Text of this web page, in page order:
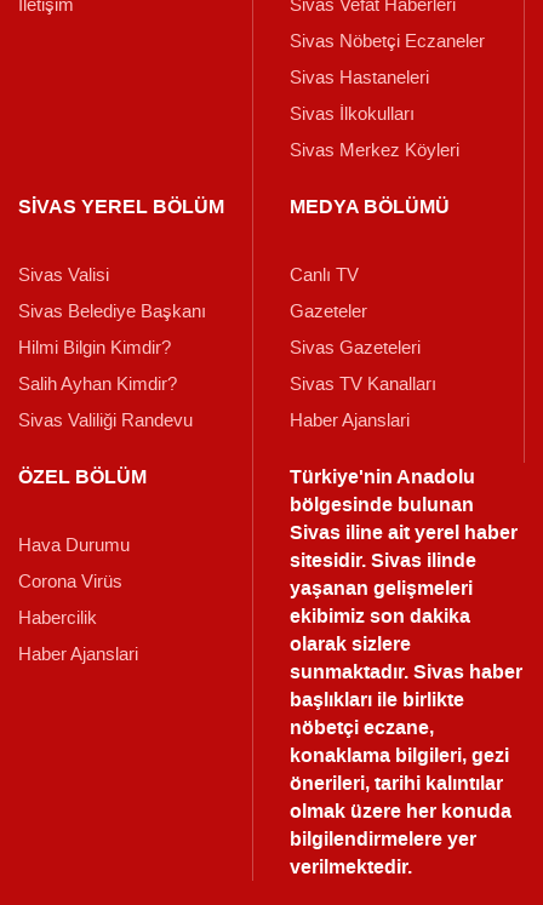
İletişim
Sivas Vefat Haberleri
Sivas Nöbetçi Eczaneler
Sivas Hastaneleri
Sivas İlkokulları
Sivas Merkez Köyleri
SİVAS YEREL BÖLÜM
Sivas Valisi
Sivas Belediye Başkanı
Hilmi Bilgin Kimdir?
Salih Ayhan Kimdir?
Sivas Valiliği Randevu
MEDYA BÖLÜMÜ
Canlı TV
Gazeteler
Sivas Gazeteleri
Sivas TV Kanalları
Haber Ajanslari
ÖZEL BÖLÜM
Hava Durumu
Corona Virüs
Habercilik
Haber Ajanslari
Türkiye'nin Anadolu
bölgesinde bulunan
Sivas iline ait yerel haber
sitesidir. Sivas ilinde
yaşanan gelişmeleri
ekibimiz son dakika
olarak sizlere
sunmaktadır.Sivas haber
başlıkları ile birlikte
nöbetçi eczane,
konaklama bilgileri, gezi
önerileri, tarihi kalıntılar
olmak üzere her konuda
bilgilendirmelere yer
verilmektedir.